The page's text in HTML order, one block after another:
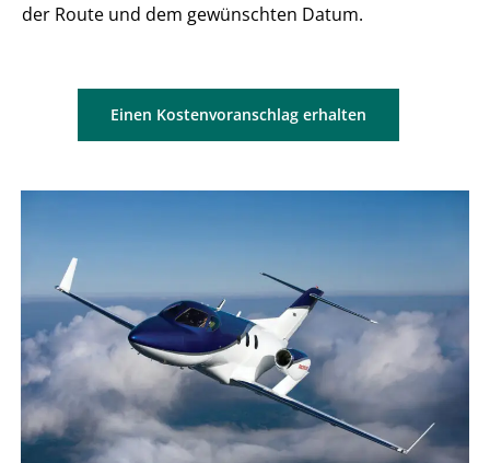
der Route und dem gewünschten Datum.
Einen Kostenvoranschlag erhalten